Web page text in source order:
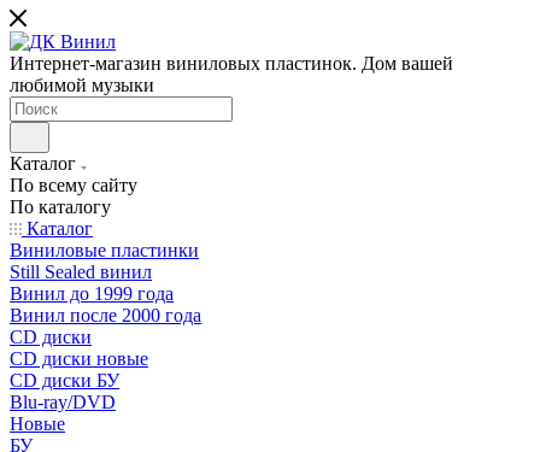
Интернет-магазин виниловых пластинок. Дом вашей
любимой музыки
Каталог
По всему сайту
По каталогу
Каталог
Виниловые пластинки
Still Sealed винил
Винил до 1999 года
Винил после 2000 года
CD диски
CD диски новые
CD диски БУ
Blu-ray/DVD
Новые
БУ